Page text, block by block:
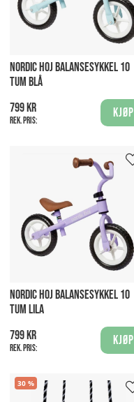
NORDIC HOJ BALANSESYKKEL 10
TUM BLÅ
799 kr
Rek. pris:
Kjøp
NORDIC HOJ BALANSESYKKEL 10
TUM LILA
799 kr
Rek. pris:
Kjøp
30